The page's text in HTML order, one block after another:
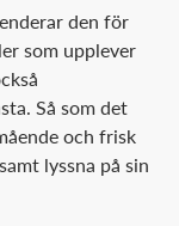
den för
som upplever
Så som det
och frisk
lyssna på sin